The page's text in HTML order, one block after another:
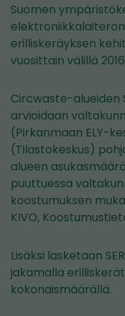
Suomen
erilliskeräyksen
vuosittain välillä
Circwaste-alueiden
arvioidaan
(Pirkanmaan ELY-
(Tilastokeskus)
alueen
puuttuessa
koostumuksen
KIVO,
Lisäksi lasketaan
jakamalla
kokonaismäärällä.